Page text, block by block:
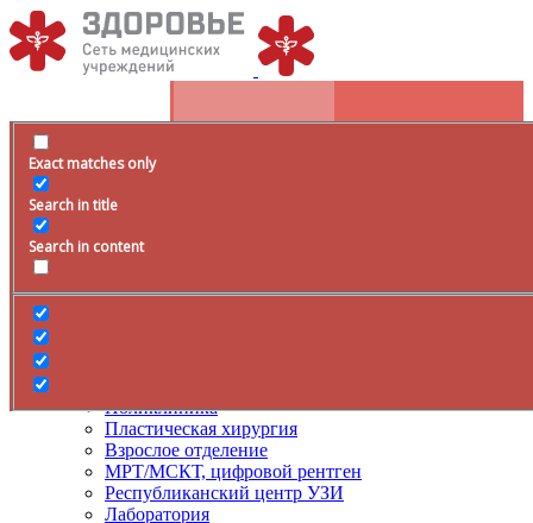
Exact matches only
Search in title
Search in content
Расписание
+79285399105 Время работы
Поликлиника
Пластическая хирургия
Взрослое отделение
МРТ/МСКТ, цифровой рентген
Республиканский центр УЗИ
Лаборатория